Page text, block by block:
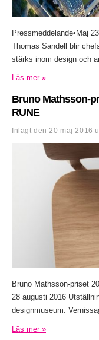
Pressmeddelande•Maj
Thomas Sandell blir
stärks inom design och
Läs mer »
Bruno Mathsson-
RUNE
Inlagt den20 maj 2016
Bruno Mathsson-priset
28 augusti 2016
designmuseum.
Läs mer »